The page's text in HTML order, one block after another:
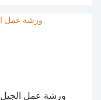
ورشة عمل الجيل